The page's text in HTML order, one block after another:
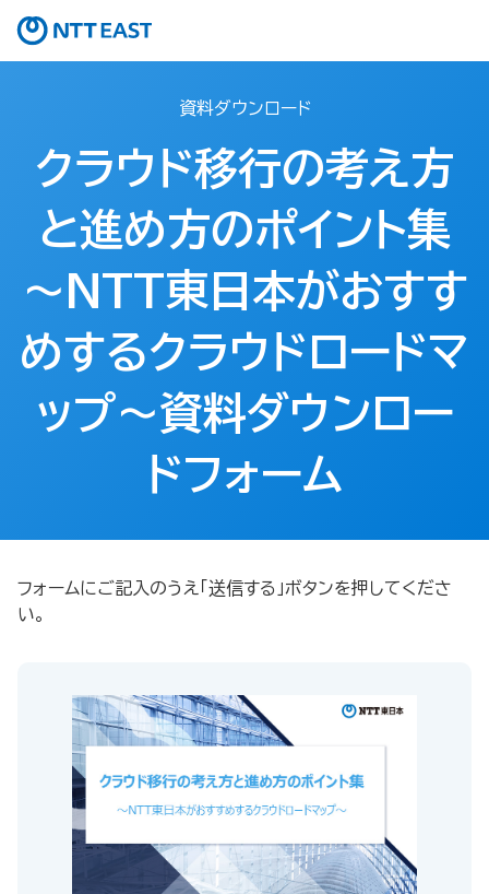
資料ダウンロード
クラウド移行の考え方
と進め方のポイント集
～NTT東日本がおすす
めするクラウドロードマ
ップ～資料ダウンロー
ドフォーム
フォームにご記入のうえ「送信する」ボタンを押してくださ
い。